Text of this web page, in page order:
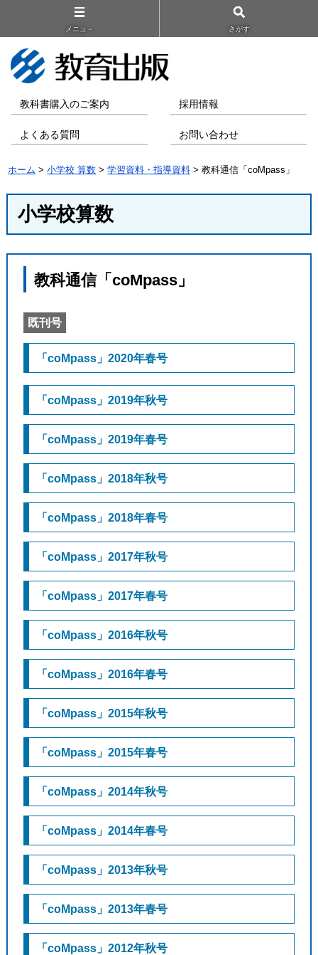
メニュ－ さがす
教科書購入のご案内 採用情報
よくある質問 お問い合わせ
ホーム >小学校 算数 >学習資料・指導資料 > 教科通信「coMpass」
小学校算数
教科通信「coMpass」
既刊号
「coMpass」2020年春号
「coMpass」2019年秋号
「coMpass」2019年春号
「coMpass」2018年秋号
「coMpass」2018年春号
「coMpass」2017年秋号
「coMpass」2017年春号
「coMpass」2016年秋号
「coMpass」2016年春号
「coMpass」2015年秋号
「coMpass」2015年春号
「coMpass」2014年秋号
「coMpass」2014年春号
「coMpass」2013年秋号
「coMpass」2013年春号
「coMpass」2012年秋号